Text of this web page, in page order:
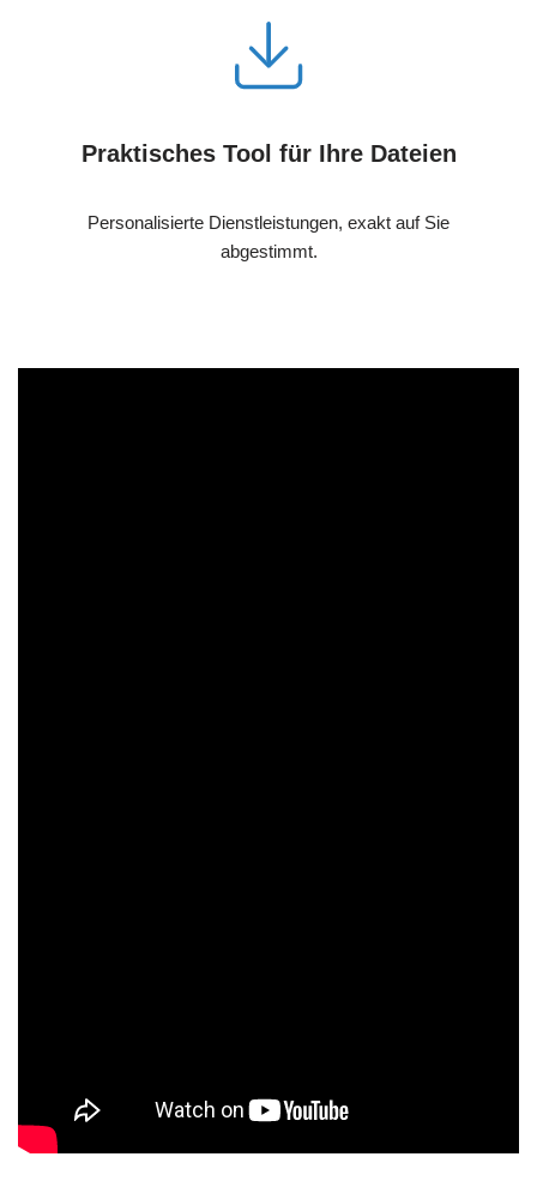
Praktisches Tool für Ihre Dateien
Personalisierte Dienstleistungen, exakt auf Sie
abgestimmt.